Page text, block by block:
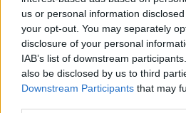
us or personal information
your opt-out. You may separately
disclosure of your personal
IAB’s list of downstream
also be disclosed by us to third
Downstream Participants that may